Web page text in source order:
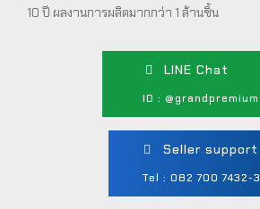
10 ปี ผลงานการผลิตมากกว่า 1 ล้านชิ้น
LINE Chat
ID : @grandpremium
Seller support
Tel : 082 700 7432-3